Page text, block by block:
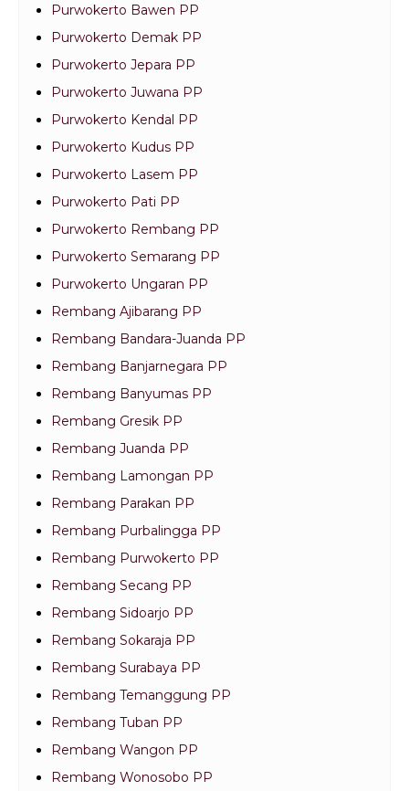
Purwokerto Bawen PP
Purwokerto Demak PP
Purwokerto Jepara PP
Purwokerto Juwana PP
Purwokerto Kendal PP
Purwokerto Kudus PP
Purwokerto Lasem PP
Purwokerto Pati PP
Purwokerto Rembang PP
Purwokerto Semarang PP
Purwokerto Ungaran PP
Rembang Ajibarang PP
Rembang Bandara-Juanda PP
Rembang Banjarnegara PP
Rembang Banyumas PP
Rembang Gresik PP
Rembang Juanda PP
Rembang Lamongan PP
Rembang Parakan PP
Rembang Purbalingga PP
Rembang Purwokerto PP
Rembang Secang PP
Rembang Sidoarjo PP
Rembang Sokaraja PP
Rembang Surabaya PP
Rembang Temanggung PP
Rembang Tuban PP
Rembang Wangon PP
Rembang Wonosobo PP